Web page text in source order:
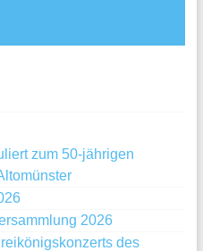
zum 50-jährigen
2026
des